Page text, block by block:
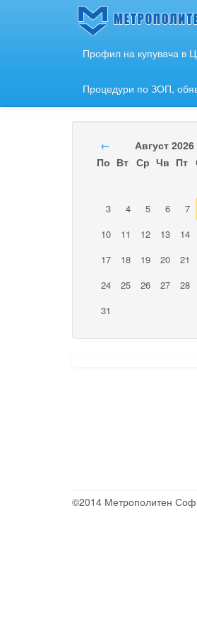
Профил на купувача в
Процедури по ЗОП,
← Август 2026
По Вт Ср Чв Пт
3
4 5 6 7
10
11 12 13 14
17
18 19 20 21
24
25 26 27 28
31
©2014 Метрополитен